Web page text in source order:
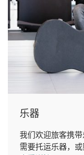
乐器
我们欢迎旅客携
需要托运乐器，或